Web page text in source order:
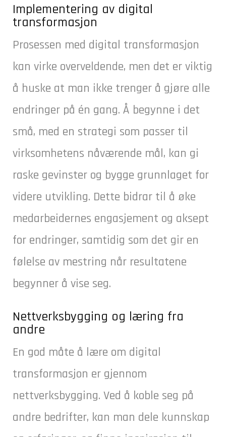
Implementering av digital
transformasjon
Prosessen med digital transformasjon
kan virke overveldende, men det er viktig
å huske at man ikke trenger å gjøre alle
endringer på én gang. Å begynne i det
små, med en strategi som passer til
virksomhetens nåværende mål, kan gi
raske gevinster og bygge grunnlaget for
videre utvikling. Dette bidrar til å øke
medarbeidernes engasjement og aksept
for endringer, samtidig som det gir en
følelse av mestring når resultatene
begynner å vise seg.
Nettverksbygging og læring fra
andre
En god måte å lære om digital
transformasjon er gjennom
nettverksbygging. Ved å koble seg på
andre bedrifter, kan man dele kunnskap